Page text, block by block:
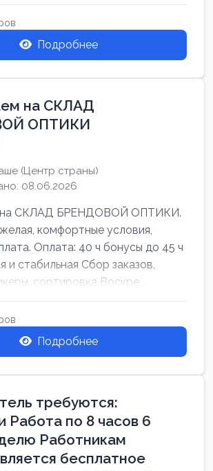
Подробнее
на СКЛАД
ОПТИКИ
(Центр страны)
08.06.2026
на СКЛАД БРЕНДОВОЙ ОПТИКИ.
комфортные условия,
Оплата: 40 ч бонусы до 45 ч
и стабильная Сбор заказов,
сортировка Воскре...
Подробнее
требуются:
Работа по 8 часов 6
Работникам
бесплатное